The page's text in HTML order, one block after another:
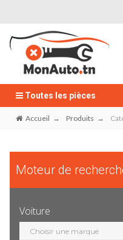
Toutes les pièces
Accueil Produits
Moteur de
Voiture
Sélection
marque